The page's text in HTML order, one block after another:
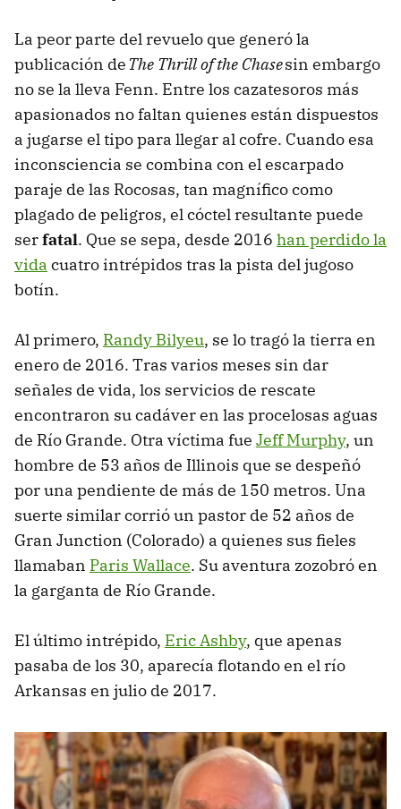
La peor parte del revuelo que generó la
publicación de The Thrill of the Chasesin embargo
no se la lleva Fenn. Entre los cazatesoros más
apasionados no faltan quienes están dispuestos
a jugarse el tipo para llegar al cofre. Cuando esa
inconsciencia se combina con el escarpado
paraje de las Rocosas, tan magnífico como
plagado de peligros, el cóctel resultante puede
serfatal. Que se sepa, desde 2016 han perdido la
vida cuatro intrépidos tras la pista del jugoso
botín.
Al primero, Randy Bilyeu, se lo tragó la tierra en
enero de 2016. Tras varios meses sin dar
señales de vida, los servicios de rescate
encontraron su cadáver en las procelosas aguas
de Río Grande. Otra víctima fue Jeff Murphy, un
hombre de 53 años de Illinois que se despeñó
por una pendiente de más de 150 metros. Una
suerte similar corrió un pastor de 52 años de
Gran Junction (Colorado) a quienes sus fieles
llamaban Paris Wallace. Su aventura zozobró en
la garganta de Río Grande.
El último intrépido, Eric Ashby, que apenas
pasaba de los 30, aparecía flotando en el río
Arkansas en julio de 2017.